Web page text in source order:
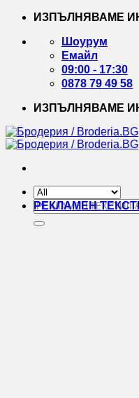
Skip
content
ИЗПЪЛНЯВАМЕ
Шоурум
Емайл
09:00 - 17:30
0878 79 49 58
ИЗПЪЛНЯВАМЕ
Търсене
за:
РЕКЛАМЕН